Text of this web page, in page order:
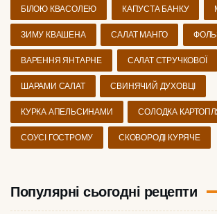
БІЛОЮ КВАСОЛЕЮ КАПУСТА БАНКУ
ЗИМУ КВАШЕНА САЛАТ МАНГО
ВАРЕННЯ ЯНТАРНЕ САЛАТ СТРУЧКОВОЇ
ШАРАМИ САЛАТ СВИНЯЧИЙ ДУХОВЦІ
КУРКА АПЕЛЬСИНАМИ СОЛОДКА
СОУСІ ГОСТРОМУ СКОВОРОДІ КУРЯЧЕ
Популярні сьогодні рецепти